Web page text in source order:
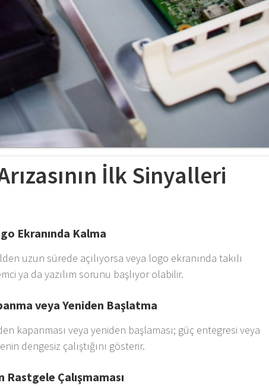
İlk Sinyalleri
Ekranında Kalma
uzun sürede açılıyorsa veya logo ekranında takılı
ya da yazılım sorunu başlıyor olabilir.
veya Yeniden Başlatma
kapanması veya yeniden başlaması; güç entegresi veya
dengesiz çalıştığını gösterir.
Rastgele Çalışmaması